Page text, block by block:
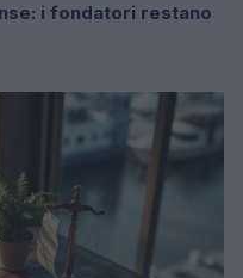
i fondatori restano